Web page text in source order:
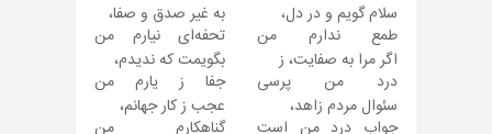
سلام گویم و در دل،
طمع ندارم من
به غیر صدق و صفا،
تحفه‌ای نیارم من
اگر مرا به صفایت، ز
درد من پرسی
بگویمت که ندیدم،
جفا ز یارم من
سئوال مردم زاهد،
عجب ز کار جهانم،